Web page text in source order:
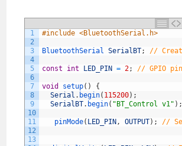
1
2
3
4
5
6
7
8
9
10
11
12
13
#include <BluetoothSerial.h>
BluetoothSerial SerialBT; //
const int LED_PIN = 2; // GPIO
void setup( )
{
Serial . begin( 115200) ;
SerialBT. begin( "BT_Control v1" ) ;
pinMode( LED_PIN , OUTPUT) ; //